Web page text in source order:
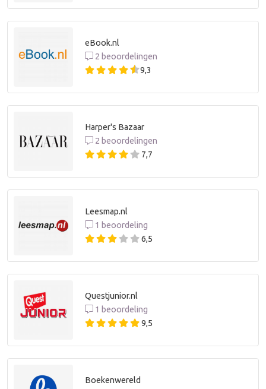
eBook.nl
2 beoordelingen
9,3
Harper's Bazaar
2 beoordelingen
7,7
Leesmap.nl
1 beoordeling
6,5
Questjunior.nl
1 beoordeling
9,5
Boekenwereld